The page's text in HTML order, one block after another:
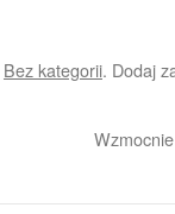
Bez kategorii. Dodaj